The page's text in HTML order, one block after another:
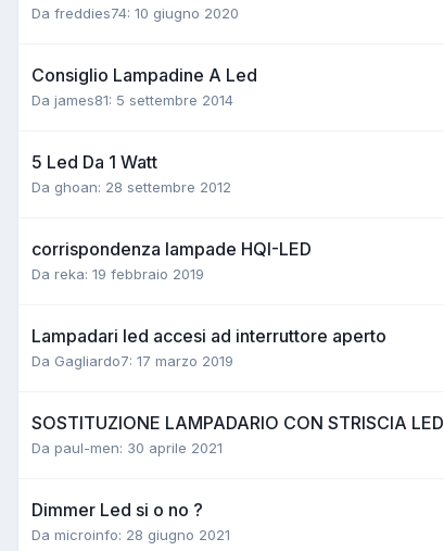
Da freddies74: 10 giugno 2020
Consiglio Lampadine A Led
Da james81: 5 settembre 2014
5 Led Da 1 Watt
Da ghoan: 28 settembre 2012
corrispondenza lampade HQI-LED
Da reka: 19 febbraio 2019
Lampadari led accesi ad interruttore aperto
Da Gagliardo7: 17 marzo 2019
SOSTITUZIONE LAMPADARIO CON STRISCIA LED
Da paul-men: 30 aprile 2021
Dimmer Led si o no ?
Da microinfo: 28 giugno 2021